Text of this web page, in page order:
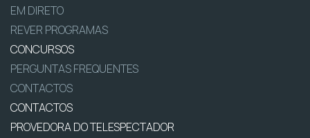
EM DIRETO
REVER PROGRAMAS
CONCURSOS
PERGUNTAS FREQUENTES
CONTACTOS
CONTACTOS
PROVEDORA DO TELESPECTADOR